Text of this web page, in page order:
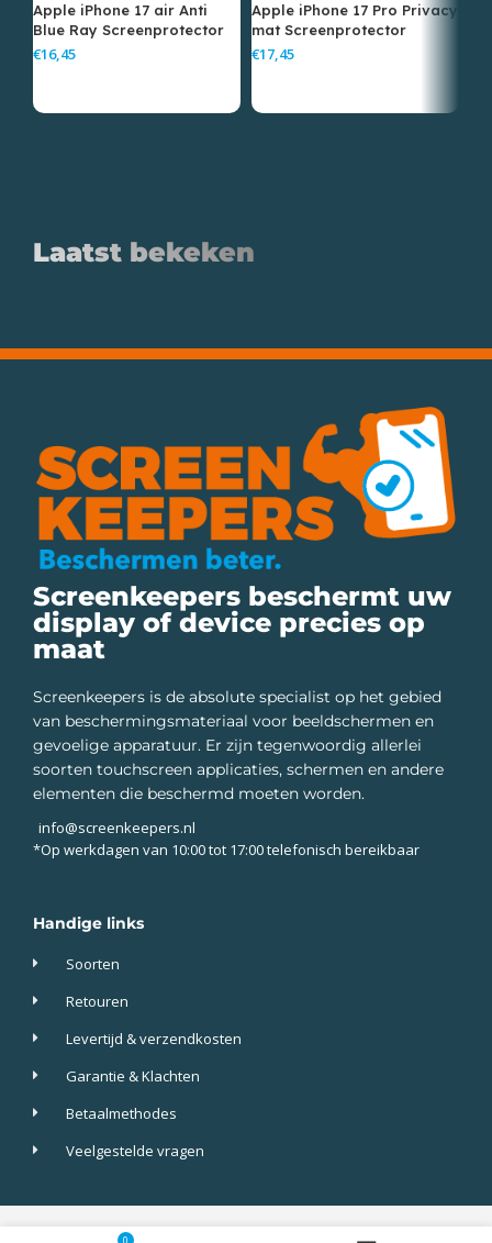
Apple iPhone 17 air Anti
Blue Ray Screenprotector
€
Apple iPhone 17 Pro Privacy
mat Screenprotector
€
Laatst bekeken
Screenkeepers beschermt uw
display of device precies op
maat
Screenkeepers is de absolute specialist op het gebied
van beschermingsmateriaal voor beeldschermen en
gevoelige apparatuur. Er zijn tegenwoordig allerlei
soorten touchscreen applicaties, schermen en andere
elementen die beschermd moeten worden.
info@screenkeepers.nl
*Op werkdagen van 10:00 tot 17:00 telefonisch bereikbaar
Handige links
Soorten
Retouren
Levertijd & verzendkosten
Garantie & Klachten
Betaalmethodes
Veelgestelde vragen
Screenkeepers 2023 © All Rights Reserved.